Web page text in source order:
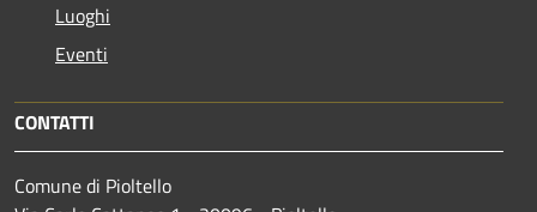
Luoghi
Eventi
CONTATTI
Comune di Pioltello